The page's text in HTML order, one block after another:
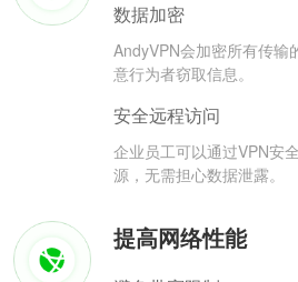
数据加密
AndyVPN会加密所有传输
意行为者窃取信息。
安全远程访问
企业员工可以通过VPN安
源，无需担心数据泄露。
提高网络性能